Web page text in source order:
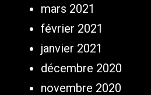
mars 2021
février 2021
janvier 2021
décembre 2020
novembre 2020